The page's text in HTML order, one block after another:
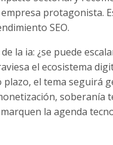
protagonista.
SEO.
la ia: ¿se puede
el ecosistema
el tema seguirá
soberanía
la agenda